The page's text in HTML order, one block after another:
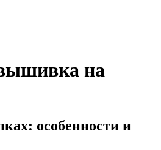
на
особенности и